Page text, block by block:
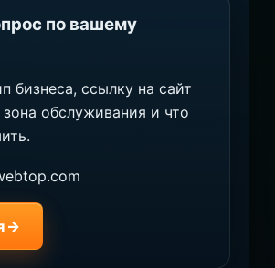
по вашему
бизнеса, ссылку на сайт
обслуживания и что
→